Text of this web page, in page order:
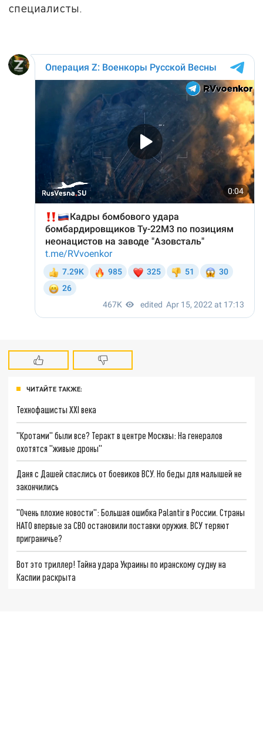
специалисты.
ЧИТАЙТЕ ТАКЖЕ:
Технофашисты XXI века
"Кротами" были все? Теракт в центре Москвы: На генералов
охотятся "живые дроны"
Даня с Дашей спаслись от боевиков ВСУ. Но беды для малышей не
закончились
"Очень плохие новости": Большая ошибка Palantir в России. Страны
НАТО впервые за СВО остановили поставки оружия. ВСУ теряют
приграничье?
Вот это триллер! Тайна удара Украины по иранскому судну на
Каспии раскрыта